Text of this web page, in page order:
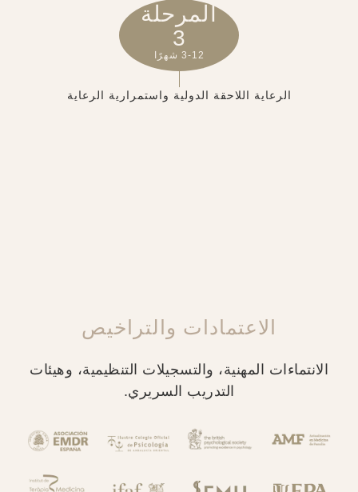
المرحلة
3
3-12 شهرًا
الرعاية اللاحقة الدولية واستمرارية الرعاية
الاعتمادات والتراخيص
الانتماءات المهنية، والتسجيلات التنظيمية، وهيئات
التدريب السريري.